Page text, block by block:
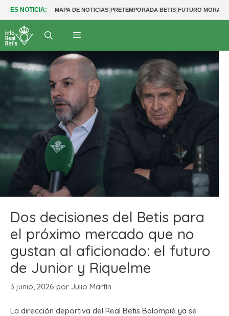
ES NOTICIA: MAPA DE NOTICIAS|PRETEMPORADA BETIS|FUTURO
Dos decisiones del Betis para
el próximo mercado que no
gustan al aficionado: el futuro
de Junior y Riquelme
3 junio, 2026 por Julio Martín
La dirección deportiva del Real Betis Balompié ya se